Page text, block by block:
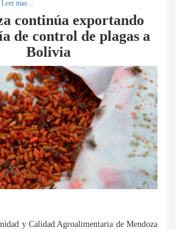
Leer mas...
continúa exportando
de control de plagas a
Bolivia
y Calidad Agroalimentaria de Mendoza